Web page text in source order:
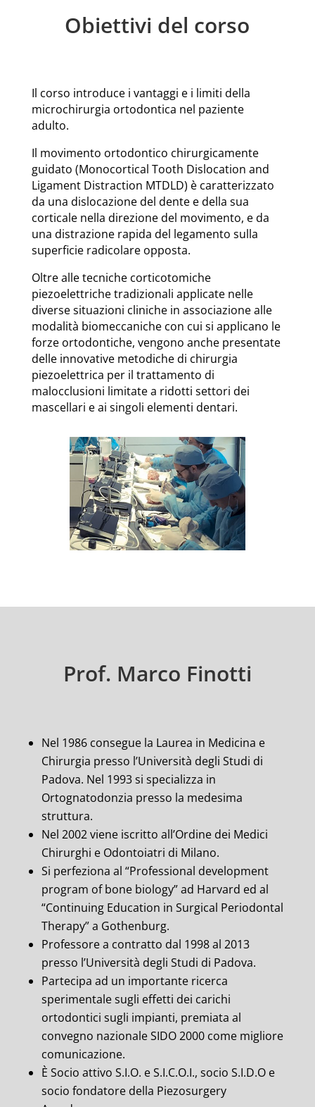
Obiettivi del corso
Il corso introduce i vantaggi e i limiti della
microchirurgia ortodontica nel paziente
adulto.
Il movimento ortodontico chirurgicamente
guidato (Monocortical Tooth Dislocation and
Ligament Distraction MTDLD) è caratterizzato
da una dislocazione del dente e della sua
corticale nella direzione del movimento, e da
una distrazione rapida del legamento sulla
superficie radicolare opposta.
Oltre alle tecniche corticotomiche
piezoelettriche tradizionali applicate nelle
diverse situazioni cliniche in associazione alle
modalità biomeccaniche con cui si applicano le
forze ortodontiche, vengono anche presentate
delle innovative metodiche di chirurgia
piezoelettrica per il trattamento di
malocclusioni limitate a ridotti settori dei
mascellari e ai singoli elementi dentari.
Prof. Marco Finotti
Nel 1986 consegue la Laurea in Medicina e
Chirurgia presso l’Università degli Studi di
Padova. Nel 1993 si specializza in
Ortognatodonzia presso la medesima
struttura.
Nel 2002 viene iscritto all’Ordine dei Medici
Chirurghi e Odontoiatri di Milano.
Si perfeziona al “Professional development
program of bone biology” ad Harvard ed al
“Continuing Education in Surgical Periodontal
Therapy” a Gothenburg.
Professore a contratto dal 1998 al 2013
presso l’Università degli Studi di Padova.
Partecipa ad un importante ricerca
sperimentale sugli effetti dei carichi
ortodontici sugli impianti, premiata al
convegno nazionale SIDO 2000 come migliore
comunicazione.
È Socio attivo S.I.O. e S.I.C.O.I., socio S.I.D.O e
socio fondatore della Piezosurgery